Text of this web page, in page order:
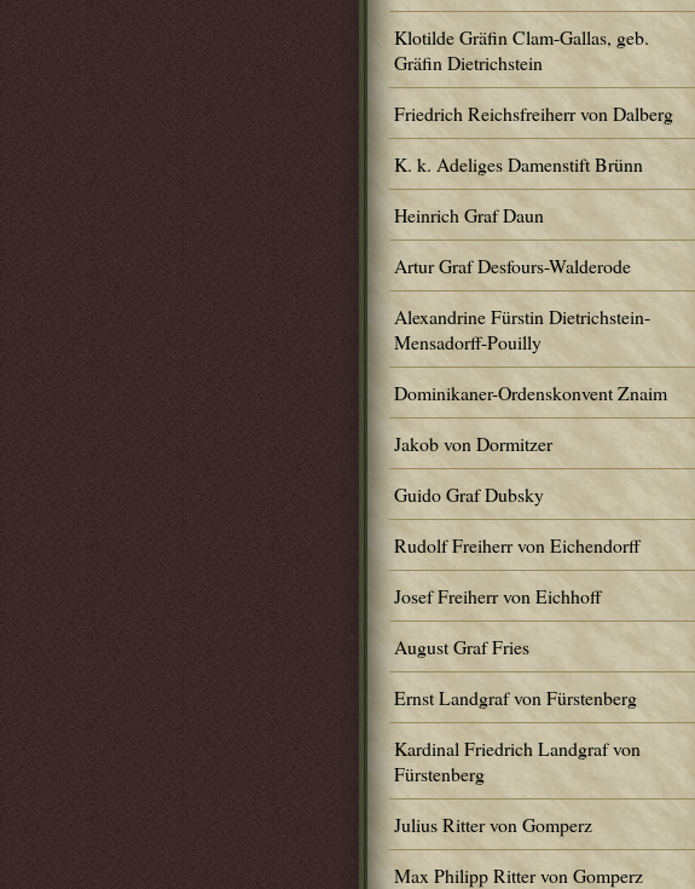
Klotilde Gräfin Clam-Gallas, geb.
Gräfin Dietrichstein
Friedrich Reichsfreiherr von Dalberg
K. k. Adeliges Damenstift Brünn
Heinrich Graf Daun
Artur Graf Desfours-Walderode
Alexandrine Fürstin Dietrichstein-
Mensadorff-Pouilly
Dominikaner-Ordenskonvent Znaim
Jakob von Dormitzer
Guido Graf Dubsky
Rudolf Freiherr von Eichendorff
Josef Freiherr von Eichhoff
August Graf Fries
Ernst Landgraf von Fürstenberg
Kardinal Friedrich Landgraf von
Fürstenberg
Julius Ritter von Gomperz
Max Philipp Ritter von Gomperz